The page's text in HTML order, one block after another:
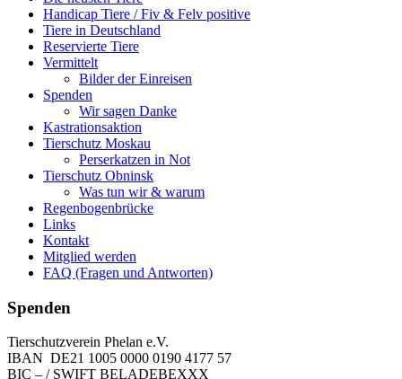
Handicap Tiere / Fiv & Felv positive
Tiere in Deutschland
Reservierte Tiere
Vermittelt
Bilder der Einreisen
Spenden
Wir sagen Danke
Kastrationsaktion
Tierschutz Moskau
Perserkatzen in Not
Tierschutz Obninsk
Was tun wir & warum
Regenbogenbrücke
Links
Kontakt
Mitglied werden
FAQ (Fragen und Antworten)
Spenden
Tierschutzverein Phelan e.V.
IBAN DE21 1005 0000 0190 4177 57
BIC – / SWIFT BELADEBEXXX